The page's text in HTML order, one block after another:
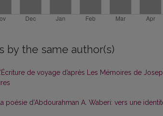
by the same author(s)
de voyage d’après Les Mémoi­res de
poésie d’Abdourahman A. Waberi: vers une